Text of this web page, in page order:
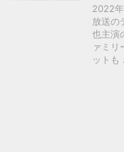
2022
放送の
也主演
ァミリ
ットも